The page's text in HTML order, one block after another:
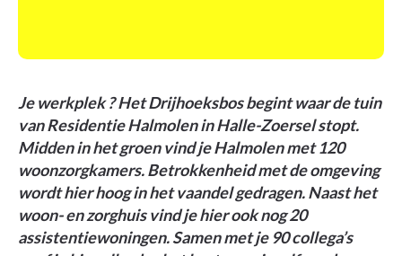
Je werkplek ? Het Drijhoeksbos begint waar de tuin
van Residentie Halmolen in Halle-Zoersel stopt.
Midden in het groen vind je Halmolen met 120
woonzorgkamers. Betrokkenheid met de omgeving
wordt hier hoog in het vaandel gedragen. Naast het
woon- en zorghuis vind je hier ook nog 20
assistentiewoningen. Samen met je 90 collega’s